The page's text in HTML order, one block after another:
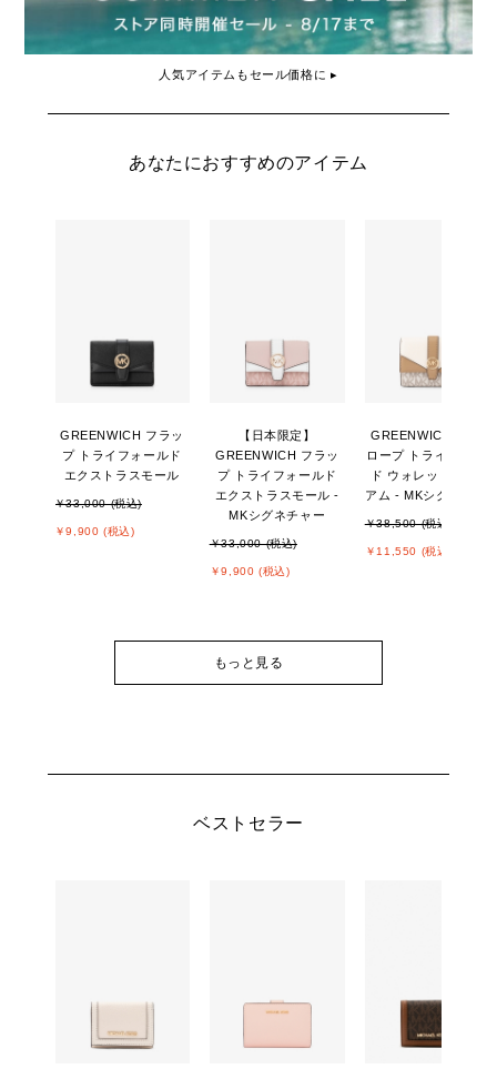
人気アイテムもセール価格に ▸
あなたにおすすめのアイテム
GREENWICH フラッ
プ トライフォールド
エクストラスモール
￥33,000 (税込)
￥9,900 (税込)
【日本限定】
GREENWICH フラッ
プ トライフォールド
エクストラスモール -
MKシグネチャー
￥33,000 (税込)
￥9,900 (税込)
GREENWICH エンベ
ロープ トライフォー
ド ウォレット ミディ
アム - MKシグネチャ
￥38,500 (税込)
￥11,550 (税込)
もっと見る
ベストセラー